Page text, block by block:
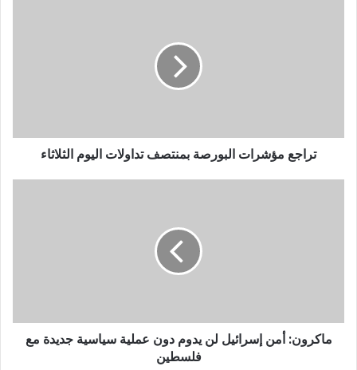
تراجع مؤشرات البورصة بمنتصف تداولات اليوم الثلاثاء
ماكرون: أمن إسرائيل لن يدوم دون عملية سياسية جديدة مع
فلسطين